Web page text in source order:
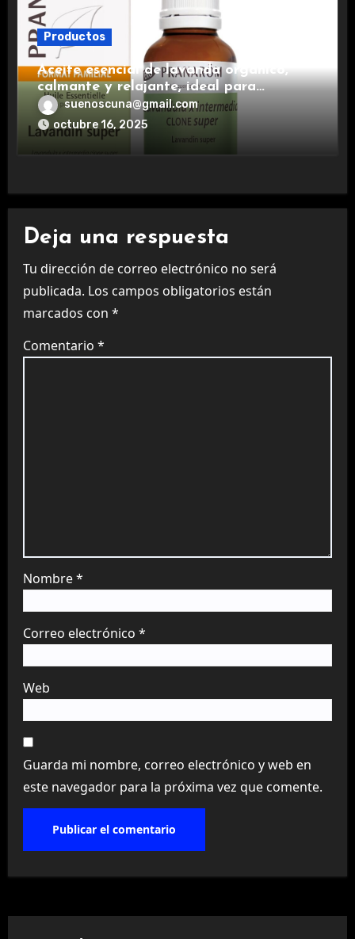
Productos
Aceite esencial de lavanda orgánico,
calmante y relajante, ideal para
aromaterapia.
suenoscuna@gmail.com
octubre 16, 2025
Deja una respuesta
Tu dirección de correo electrónico no será
publicada. Los campos obligatorios están
marcados con *
Comentario *
Nombre*
Correo electrónico *
Web
Guarda mi nombre, correo electrónico y web en
este navegador para la próxima vez que comente.